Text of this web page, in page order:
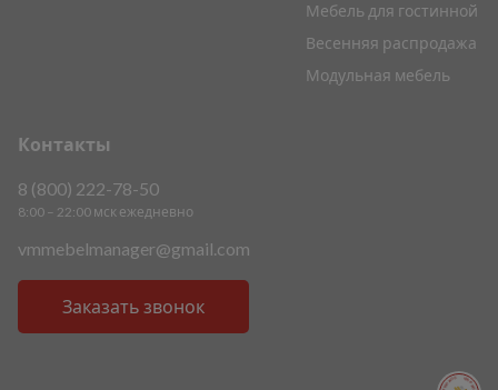
Контакты
8 (800) 222-78-50
8:00 – 22:00 мск ежедневно
vmmebelmanager@gmail.com
Заказать звонок
Мебель для гостинной
Весенняя распродажа
Модульная мебель